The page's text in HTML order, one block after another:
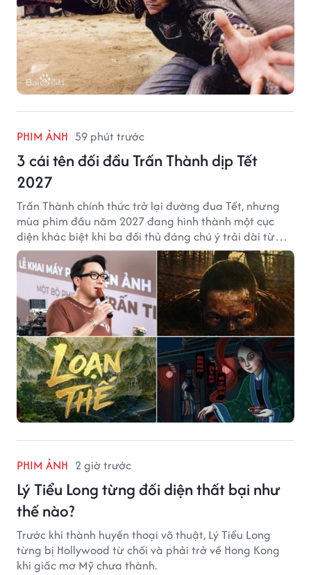
PHIM ẢNH 59 phút trước
3 cái tên đối đầu Trấn Thành dịp Tết
2027
Trấn Thành chính thức trở lại đường đua Tết, nhưng
mùa phim đầu năm 2027 đang hình thành một cục
diện khác biệt khi ba đối thủ đáng chú ý trải dài từ
chiến tranh, võ hiệp đến kinh dị cung đấu.
PHIM ẢNH 2 giờ trước
Lý Tiểu Long từng đối diện thất bại như
thế nào?
Trước khi thành huyền thoại võ thuật, Lý Tiểu Long
từng bị Hollywood từ chối và phải trở về Hong Kong
khi giấc mơ Mỹ chưa thành.